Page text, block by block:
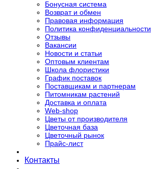
Бонусная система
Возврат и обмен
Правовая информация
Политика конфиденциальности
Отзывы
Вакансии
Новости и статьи
Оптовым клиентам
Школа флористики
График поставок
Поставщикам и партнерам
Питомникам растений
Доставка и оплата
Web-shop
Цветы от производителя
Цветочная база
Цветочный рынок
Прайс-лист
Контакты